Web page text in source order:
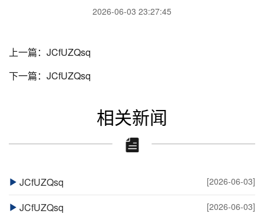
2026-06-03 23:27:45
上一篇： JCfUZQsq
下一篇： JCfUZQsq
相关新闻
JCfUZQsq [2026-06-03]
JCfUZQsq [2026-06-03]